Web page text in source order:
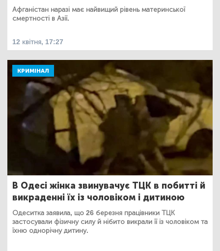
Афганістан наразі має найвищий рівень материнської
смертності в Азії.
12 квітня, 17:27
КРИМІНАЛ
В Одесі жінка звинувачує ТЦК в побитті й
викраденні їх із чоловіком і дитиною
Одеситка заявила, що 26 березня працівники ТЦК
застосували фізичну силу й нібито викрали її із чоловіком та
їхню однорічну дитину.